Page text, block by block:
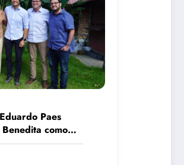
Paes
como
Rio